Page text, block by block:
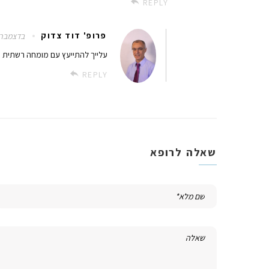
REPLY
פרופ' דוד צדוק
28 בדצמבר
עלייך להתייעץ עם מומחה רשתית
REPLY
שאלה לרופא